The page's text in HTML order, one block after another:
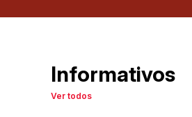
Informativos
Ver todos